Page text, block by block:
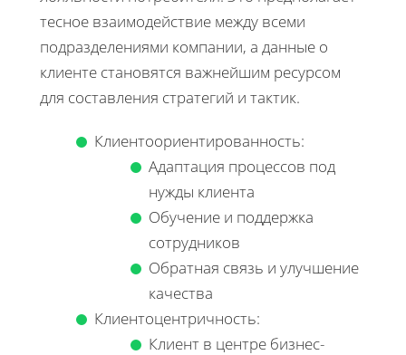
тесное взаимодействие между всеми
подразделениями компании, а данные о
клиенте становятся важнейшим ресурсом
для составления стратегий и тактик.
Клиентоориентированность:
Адаптация процессов под
нужды клиента
Обучение и поддержка
сотрудников
Обратная связь и улучшение
качества
Клиентоцентричность:
Клиент в центре бизнес-